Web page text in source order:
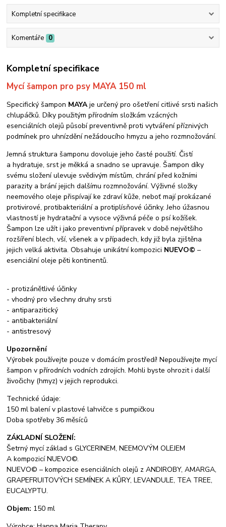
Kompletní specifikace
Komentáře 0
Kompletní specifikace
Mycí šampon pro psy MAYA 150 ml
Specifický šampon MAYAje určený pro ošetření citlivé srsti našich
chlupáčků. Díky použitým přírodním složkám vzácných
esenciálních olejů působí preventivně proti vytváření příznivých
podmínek pro uhnízdění nežádoucího hmyzu a jeho rozmnožování.
Jemná struktura šamponu dovoluje jeho časté použití. Čistí
a hydratuje, srst je měkká a snadno se upravuje. Šampon díky
svému složení ulevuje svědivým místům, chrání před kožními
parazity a brání jejich dalšímu rozmnožování. Výživné složky
neemového oleje přispívají ke zdraví kůže, neboť mají prokázané
protivirové, protibakteriální a protiplísňové účinky. Jeho úžasnou
vlastností je hydratační a vysoce výživná péče o psí kožíšek.
Šampon lze užít i jako preventivní přípravek v době největšího
rozšíření blech, vší, všenek a v případech, kdy již byla zjištěna
jejich velká aktivita. Obsahuje unikátní kompozici NUEVO© –
esenciální oleje pěti kontinentů.
- protizánětlivé účinky
- vhodný pro všechny druhy srsti
- antiparazitický
- antibakteriální
- antistresový
Upozornění
Výrobek používejte pouze v domácím prostředí! Nepoužívejte mycí
šampon v přírodních vodních zdrojích. Mohli byste ohrozit i další
živočichy (hmyz) v jejich reprodukci.
Technické údaje:
150 ml balení v plastové lahvičce s pumpičkou
Doba spotřeby 36 měsíců
ZÁKLADNÍ SLOŽENÍ:
Šetrný mycí základ s GLYCERINEM, NEEMOVÝM OLEJEM
A kompozicí NUEVO©.
NUEVO© – kompozice esenciálních olejů z ANDIROBY, AMARGA,
GRAPEFRUITOVÝCH SEMÍNEK A KŮRY, LEVANDULE, TEA TREE,
EUCALYPTU.
Objem: 150 ml